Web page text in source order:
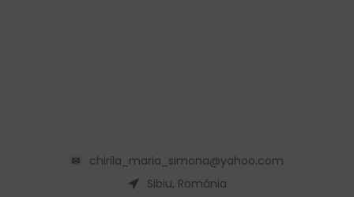
chirila_maria_simona@yahoo.com
Sibiu, România